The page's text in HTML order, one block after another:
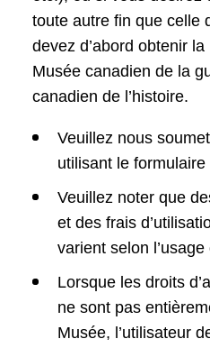
toute autre fin que celle
devez d’abord obtenir
Musée canadien de la
canadien de l’histoire.
Veuillez nous
utilisant le
Veuillez noter que
et des frais
varient selon
Lorsque les droits
ne sont pas
Musée, l’utilisateur